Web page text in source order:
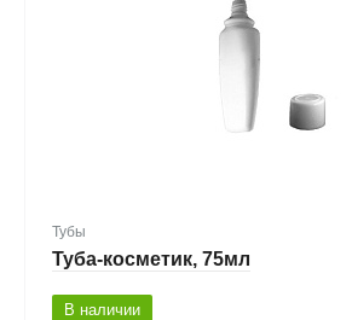
Тубы
Туба-косметик, 75мл
В наличии